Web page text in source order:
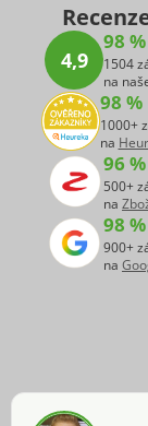
4,9
98 %
1504
na
98 %
1000+
na
96 %
500+
na
98 %
900+
na